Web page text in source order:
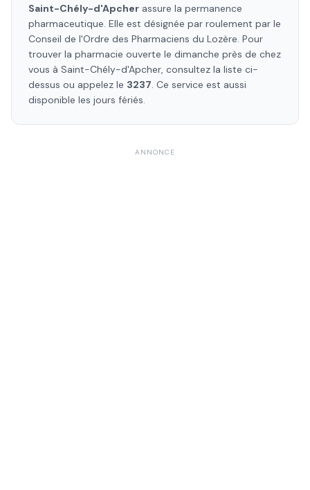
Saint-Chély-d'Apcher assure la permanence
pharmaceutique. Elle est désignée par roulement par le
Conseil de l'Ordre des Pharmaciens du Lozère. Pour
trouver la pharmacie ouverte le dimanche près de chez
vous à Saint-Chély-d'Apcher, consultez la liste ci-
dessus ou appelez le 3237. Ce service est aussi
disponible les jours fériés.
ANNONCE